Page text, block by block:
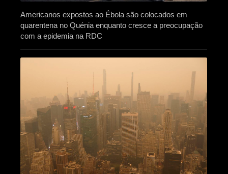
Americanos expostos ao Ébola são colocados em
quarentena no Quénia enquanto cresce a preocupação
com a epidemia na RDC